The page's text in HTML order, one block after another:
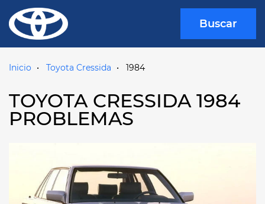
Buscar
Inicio Toyota Cressida 1984
TOYOTA CRESSIDA 1984
PROBLEMAS